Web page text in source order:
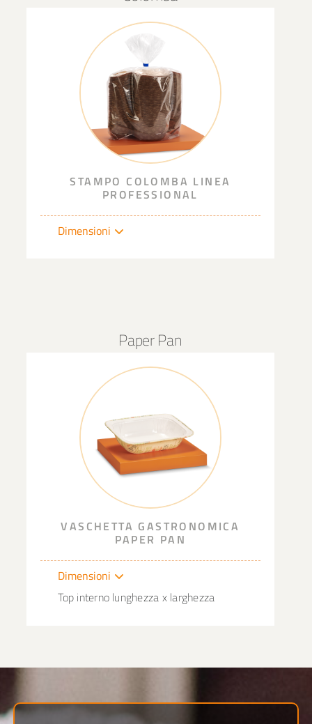
STAMPO COLOMBA LINEA
PROFESSIONAL
Dimensioni
Paper Pan
VASCHETTA GASTRONOMICA
PAPER PAN
Dimensioni
Top interno lunghezza x larghezza